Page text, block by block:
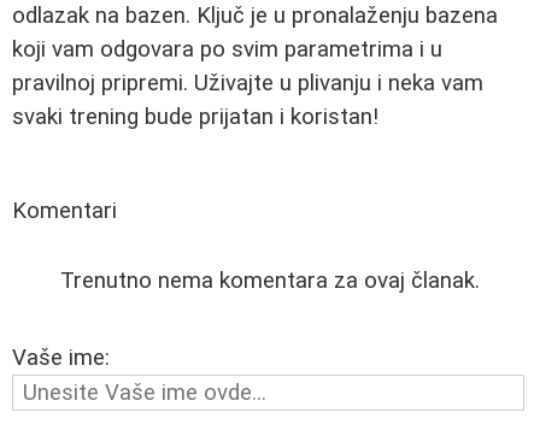
odlazak na bazen. Ključ je u pronalaženju bazena
koji vam odgovara po svim parametrima i u
pravilnoj pripremi. Uživajte u plivanju i neka vam
svaki trening bude prijatan i koristan!
Komentari
Trenutno nema komentara za ovaj članak.
Vaše ime: